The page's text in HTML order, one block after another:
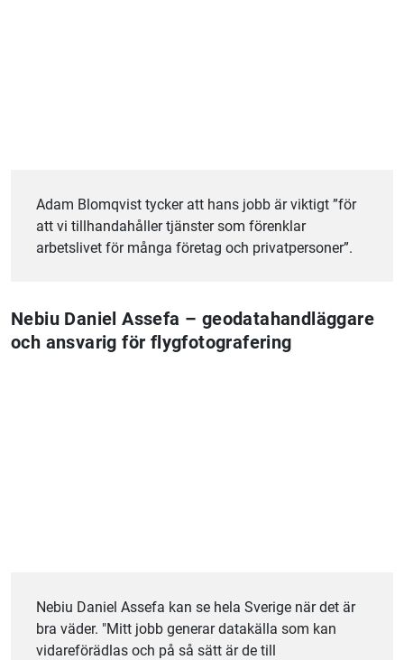
Adam Blomqvist tycker att hans jobb är viktigt ”för
att vi tillhandahåller tjänster som förenklar
arbetslivet för många företag och privatpersoner”.
Nebiu Daniel Assefa – geodatahandläggare
och ansvarig för flygfotografering
Nebiu Daniel Assefa kan se hela Sverige när det är
bra väder. "Mitt jobb generar datakälla som kan
vidareförädlas och på så sätt är de till